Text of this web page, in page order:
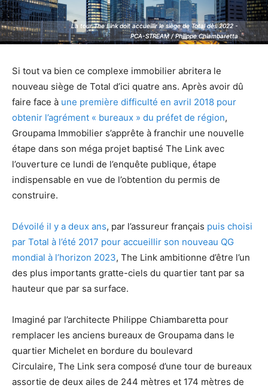
La tour The Link doit accueillir le siège de Total dès 2022 -
PCA-STREAM / Philippe Chiambaretta
La tour The Link doit accueillir le siège de Total dès 2022 -
PCA-STREAM / Philippe Chiambaretta
Si tout va bien ce complexe immobilier abritera le
nouveau siège de Total d’ici quatre ans. Après avoir dû
faire face à une première difficulté en avril 2018 pour
obtenir l’agrément « bureaux » du préfet de région,
Groupama Immobilier s’apprête à franchir une nouvelle
étape dans son méga projet baptisé The Link avec
l’ouverture ce lundi de l’enquête publique, étape
indispensable en vue de l’obtention du permis de
construire.
Dévoilé il y a deux ans, par l’assureur français puis choisi
par Total à l’été 2017 pour accueillir son nouveau QG
mondial à l’horizon 2023, The Link ambitionne d’être l’un
des plus importants gratte-ciels du quartier tant par sa
hauteur que par sa surface.
Imaginé par l’architecte Philippe Chiambaretta pour
remplacer les anciens bureaux de Groupama dans le
quartier Michelet en bordure du boulevard
Circulaire, The Link sera composé d’une tour de bureaux
assortie de deux ailes de 244 mètres et 174 mètres de